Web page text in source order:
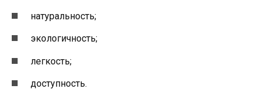
натуральность;
экологичность;
легкость;
доступность.